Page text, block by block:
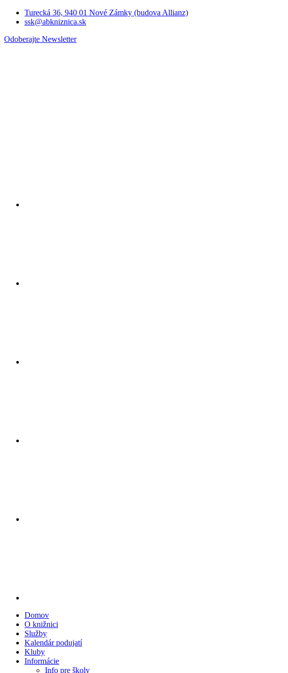
Turecká 36, 940 01 Nové Zámky (budova Allianz)
ssk@abkniznica.sk
Odoberajte Newsletter
Domov
O knižnici
Služby
Kalendár podujatí
Kluby
Informácie
Info pre školy